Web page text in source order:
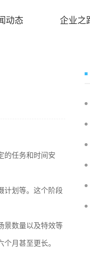
动态 企业之
的任务和时间安
计划等。这个阶段
景数量以及特效等
月甚至更长。